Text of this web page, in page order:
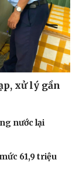
xử lý gần
nước lại
61,9 triệu